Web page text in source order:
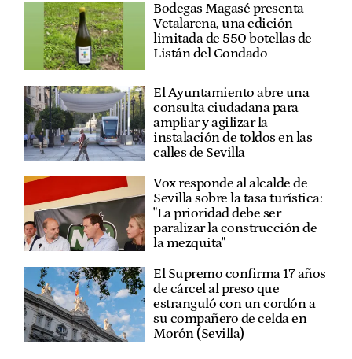
Bodegas Magasé presenta
Vetalarena, una edición
limitada de 550 botellas de
Listán del Condado
El Ayuntamiento abre una
consulta ciudadana para
ampliar y agilizar la
instalación de toldos en las
calles de Sevilla
Vox responde al alcalde de
Sevilla sobre la tasa turística:
"La prioridad debe ser
paralizar la construcción de
la mezquita"
El Supremo confirma 17 años
de cárcel al preso que
estranguló con un cordón a
su compañero de celda en
Morón (Sevilla)